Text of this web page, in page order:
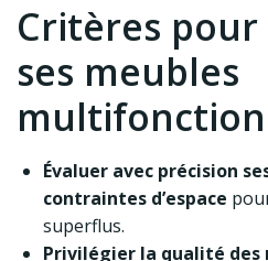
Critères
ses meubles
Évaluer avec précision
contraintes d’espace
superflus.
Privilégier la qualité